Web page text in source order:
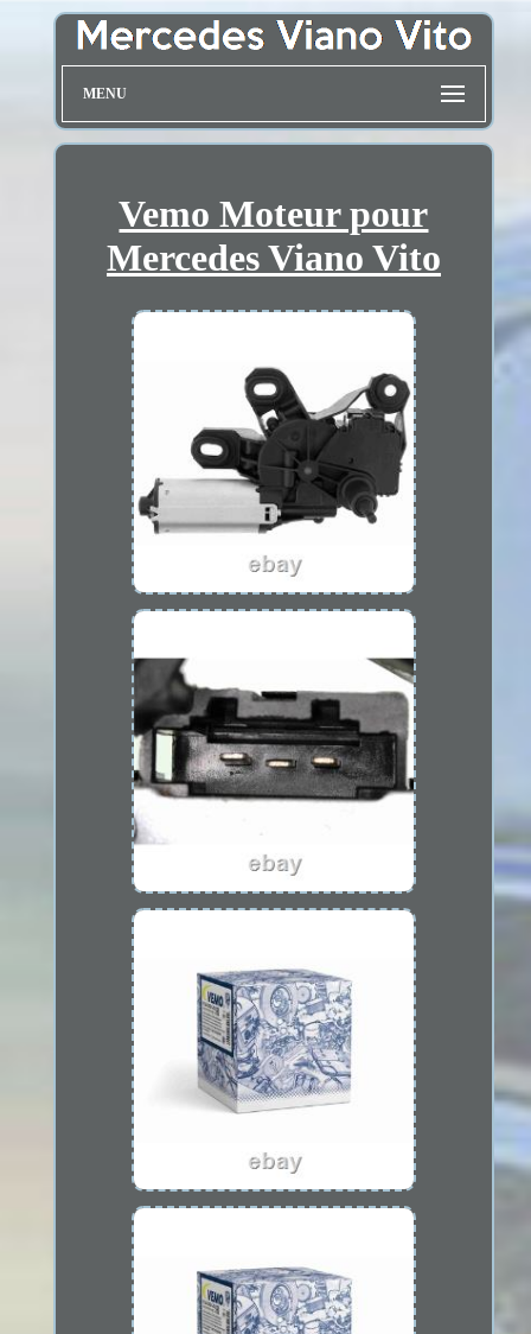
MENU
Vemo Moteur pour
Mercedes Viano Vito